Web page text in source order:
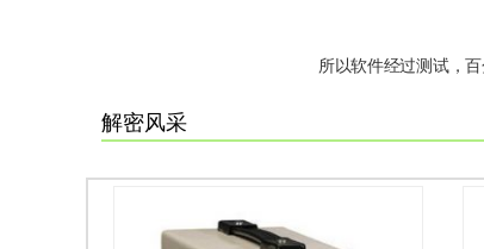
所以软件经过测试，
解密风采